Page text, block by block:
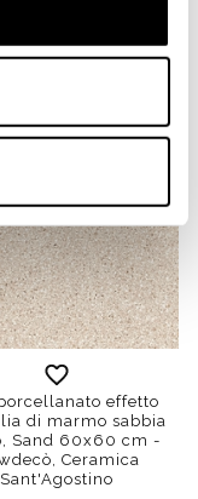
preventivo
effetto
di marmo sabbia
Sand 60x60 cm -
Ceramica
Sant'Agostino